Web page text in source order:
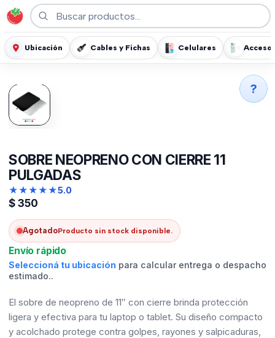
Ubicación Cables y Fichas Celulares
SOBRE NEOPRENO CON CIERRE 11
PULGADAS
★★★★★5.0
$350
AgotadoProducto sin stock disponible.
Envío rápido
Seleccioná tu ubicación para calcular entrega o despacho
estimado..
El sobre de neopreno de 11″ con cierre brinda protección
ligera y efectiva para tu laptop o tablet. Su diseño compacto
y acolchado protege contra golpes, rayones y salpicaduras,
?